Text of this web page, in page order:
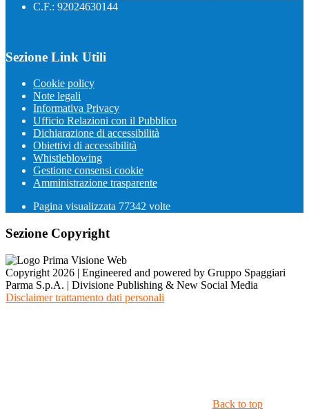
C.F.: 92024630144
Sezione Link Utili
Cookie policy
Note legali
Informativa Privacy
Ufficio Relazioni con il Pubblico
Dichiarazione di accessibilità
Obiettivi di accessibilità
Whistleblowing
Gestione consensi cookie
Amministrazione trasparente
Pagina visualizzata 77342 volte
Sezione Copyright
Copyright 2026 | Engineered and powered by Gruppo Spaggiari
Parma S.p.A. | Divisione Publishing & New Social Media
Disclaimer trattamento dati personali
Back to top